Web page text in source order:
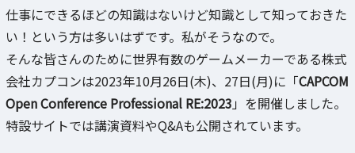
仕事にできるほどの知識はないけど知識として知っておきた
い！という方は多いはずです。私がそうなので。
そんな皆さんのために世界有数のゲームメーカーである株式
会社カプコンは2023年10月26日(木)、27日(月)に「CAPCOM
Open Conference Professional RE:2023 」を開催しました。
特設サイトでは講演資料やQ&Aも公開されています。